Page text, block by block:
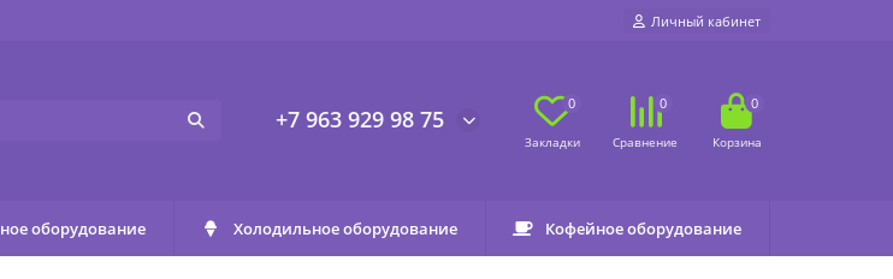
Личный кабинет
+7 963 929 98 75
0 0 0
оборудование Холодильное оборудование Кофейное оборудование